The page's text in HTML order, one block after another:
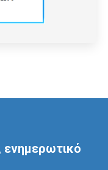
ενημερωτικό